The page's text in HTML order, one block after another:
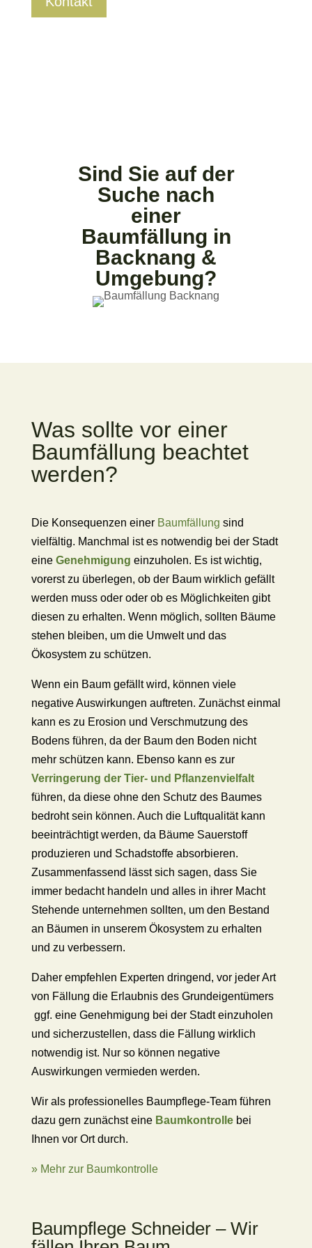
Sind Sie auf der
Suche nach
einer
Baumfällung in
Backnang &
Umgebung?
Was sollte vor einer
Baumfällung beachtet
werden?
Die Konsequenzen einer Baumfällung sind
vielfältig. Manchmal ist es notwendig bei der Stadt
eine Genehmigung einzuholen. Es ist wichtig,
vorerst zu überlegen, ob der Baum wirklich gefällt
werden muss oder oder ob es Möglichkeiten gibt
diesen zu erhalten. Wenn möglich, sollten Bäume
stehen bleiben, um die Umwelt und das
Ökosystem zu schützen.
Wenn ein Baum gefällt wird, können viele
negative Auswirkungen auftreten. Zunächst einmal
kann es zu Erosion und Verschmutzung des
Bodens führen, da der Baum den Boden nicht
mehr schützen kann. Ebenso kann es zur
Verringerung der Tier- und Pflanzenvielfalt
führen, da diese ohne den Schutz des Baumes
bedroht sein können. Auch die Luftqualität kann
beeinträchtigt werden, da Bäume Sauerstoff
produzieren und Schadstoffe absorbieren.
Zusammenfassend lässt sich sagen, dass Sie
immer bedacht handeln und alles in ihrer Macht
Stehende unternehmen sollten, um den Bestand
an Bäumen in unserem Ökosystem zu erhalten
und zu verbessern.
Daher empfehlen Experten dringend, vor jeder Art
von Fällung die Erlaubnis des Grundeigentümers
ggf. eine Genehmigung bei der Stadt einzuholen
und sicherzustellen, dass die Fällung wirklich
notwendig ist. Nur so können negative
Auswirkungen vermieden werden.
Wir als professionelles Baumpflege-Team führen
dazu gern zunächst eine Baumkontrollebei
Ihnen vor Ort durch.
» Mehr zur Baumkontrolle
Baumpflege Schneider – Wir